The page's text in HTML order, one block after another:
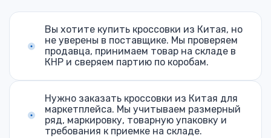
Вы хотите купить кроссовки из Китая, но
не уверены в поставщике. Мы проверяем
продавца, принимаем товар на складе в
КНР и сверяем партию по коробам.
Нужно заказать кроссовки из Китая для
маркетплейса. Мы учитываем размерный
ряд, маркировку, товарную упаковку и
требования к приемке на складе.